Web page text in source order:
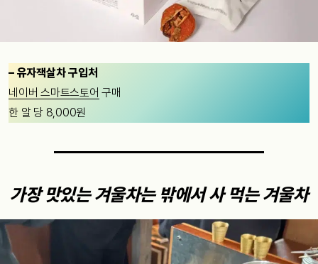
– 유자잭살차 구입처
네이버 스마트스토어 구매
한 알 당 8,000원
가장 맛있는 겨울차는 밖에서 사 먹는 겨울차